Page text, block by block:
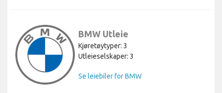
BMW Utleie
Kjøretøytyper: 3
Utleieselskaper: 3
Se leiebiler for BMW